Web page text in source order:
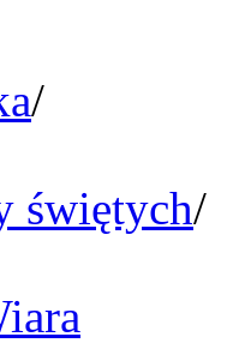
/
świętych/